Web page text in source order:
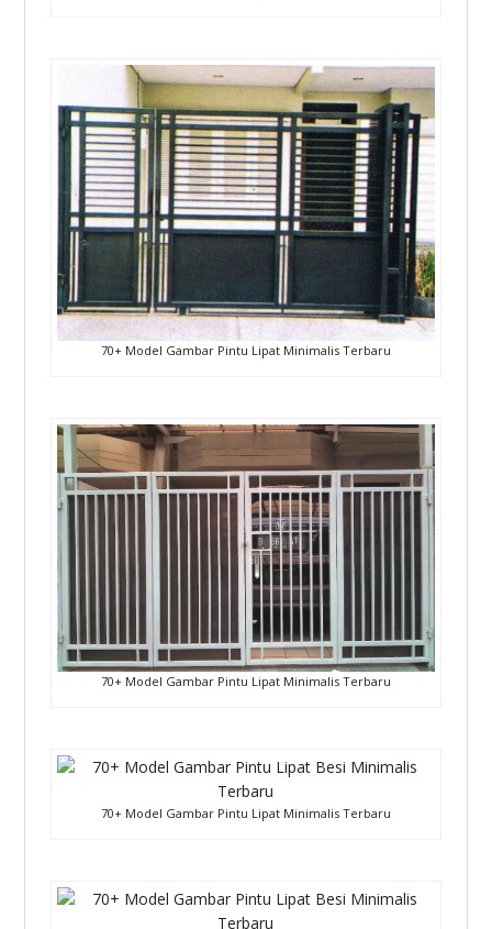
70+ Model Gambar Pintu Lipat Minimalis Terbaru
70+ Model Gambar Pintu Lipat Minimalis Terbaru
70+ Model Gambar Pintu Lipat Minimalis Terbaru